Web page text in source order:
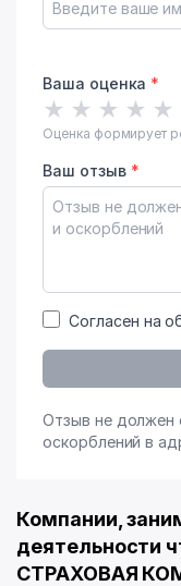
Ваша оценка *
★ ★ ★ ★ ★
Оценка формирует
Ваш отзыв *
Согласен на
Отзыв не должен
оскорблений в
Компании,
деятельности
СТРАХОВАЯ